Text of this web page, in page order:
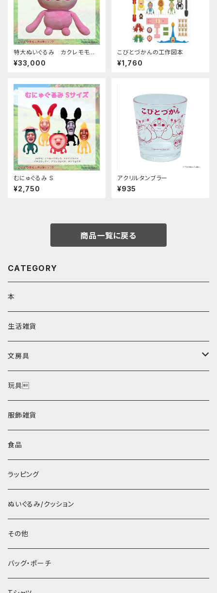
特大ぬいぐるみ カクレモモジ
リ
¥33,000
こびとづかんの工作図本
¥1,760
むにゅぐるみ S
¥2,750
アクリルタンブラー
¥935
商品一覧に戻る
CATEGORY
本
生活雑貨
文房具
ポストカード
玩具
服飾雑貨
食品
ラッピング
ぬいぐるみ/クッション
その他
バッグ・ポーチ